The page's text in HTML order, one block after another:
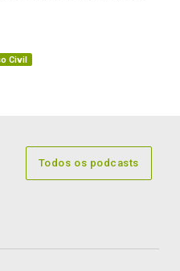
Civil
Todos os podcasts